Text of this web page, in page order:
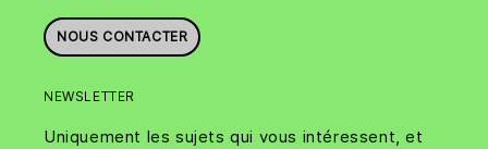
NOUS CONTACTER
NEWSLETTER
Uniquement les sujets qui vous intéressent, et